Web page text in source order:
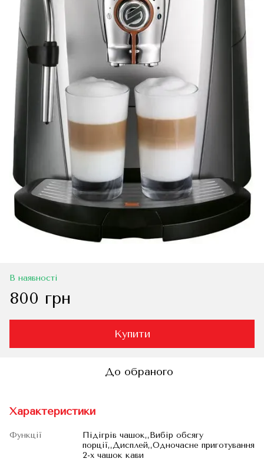
В наявності
800 грн
Купити
До обраного
Характеристики
Функції
Підігрів чашок,,Вибір обсягу
порції,,Дисплей,,Одночасне приготування
2-х чашок кави